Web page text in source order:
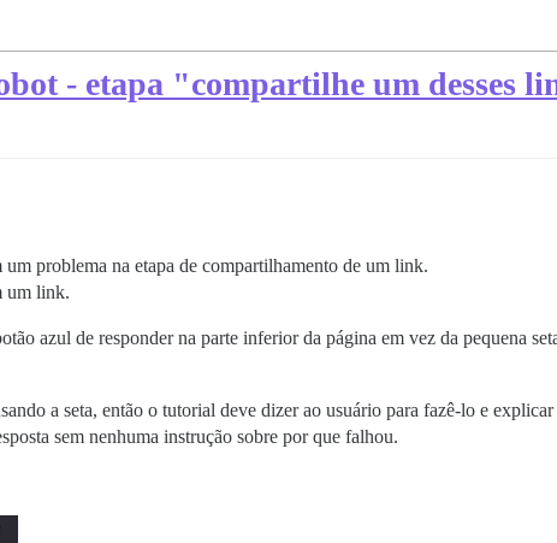
- etapa "compartilhe um desses
problema na etapa de compartilhamento de um link.
um link.
azul de responder na parte inferior da página em vez da pequena
a seta, então o tutorial deve dizer ao usuário para fazê-lo e
sem nenhuma instrução sobre por que falhou.